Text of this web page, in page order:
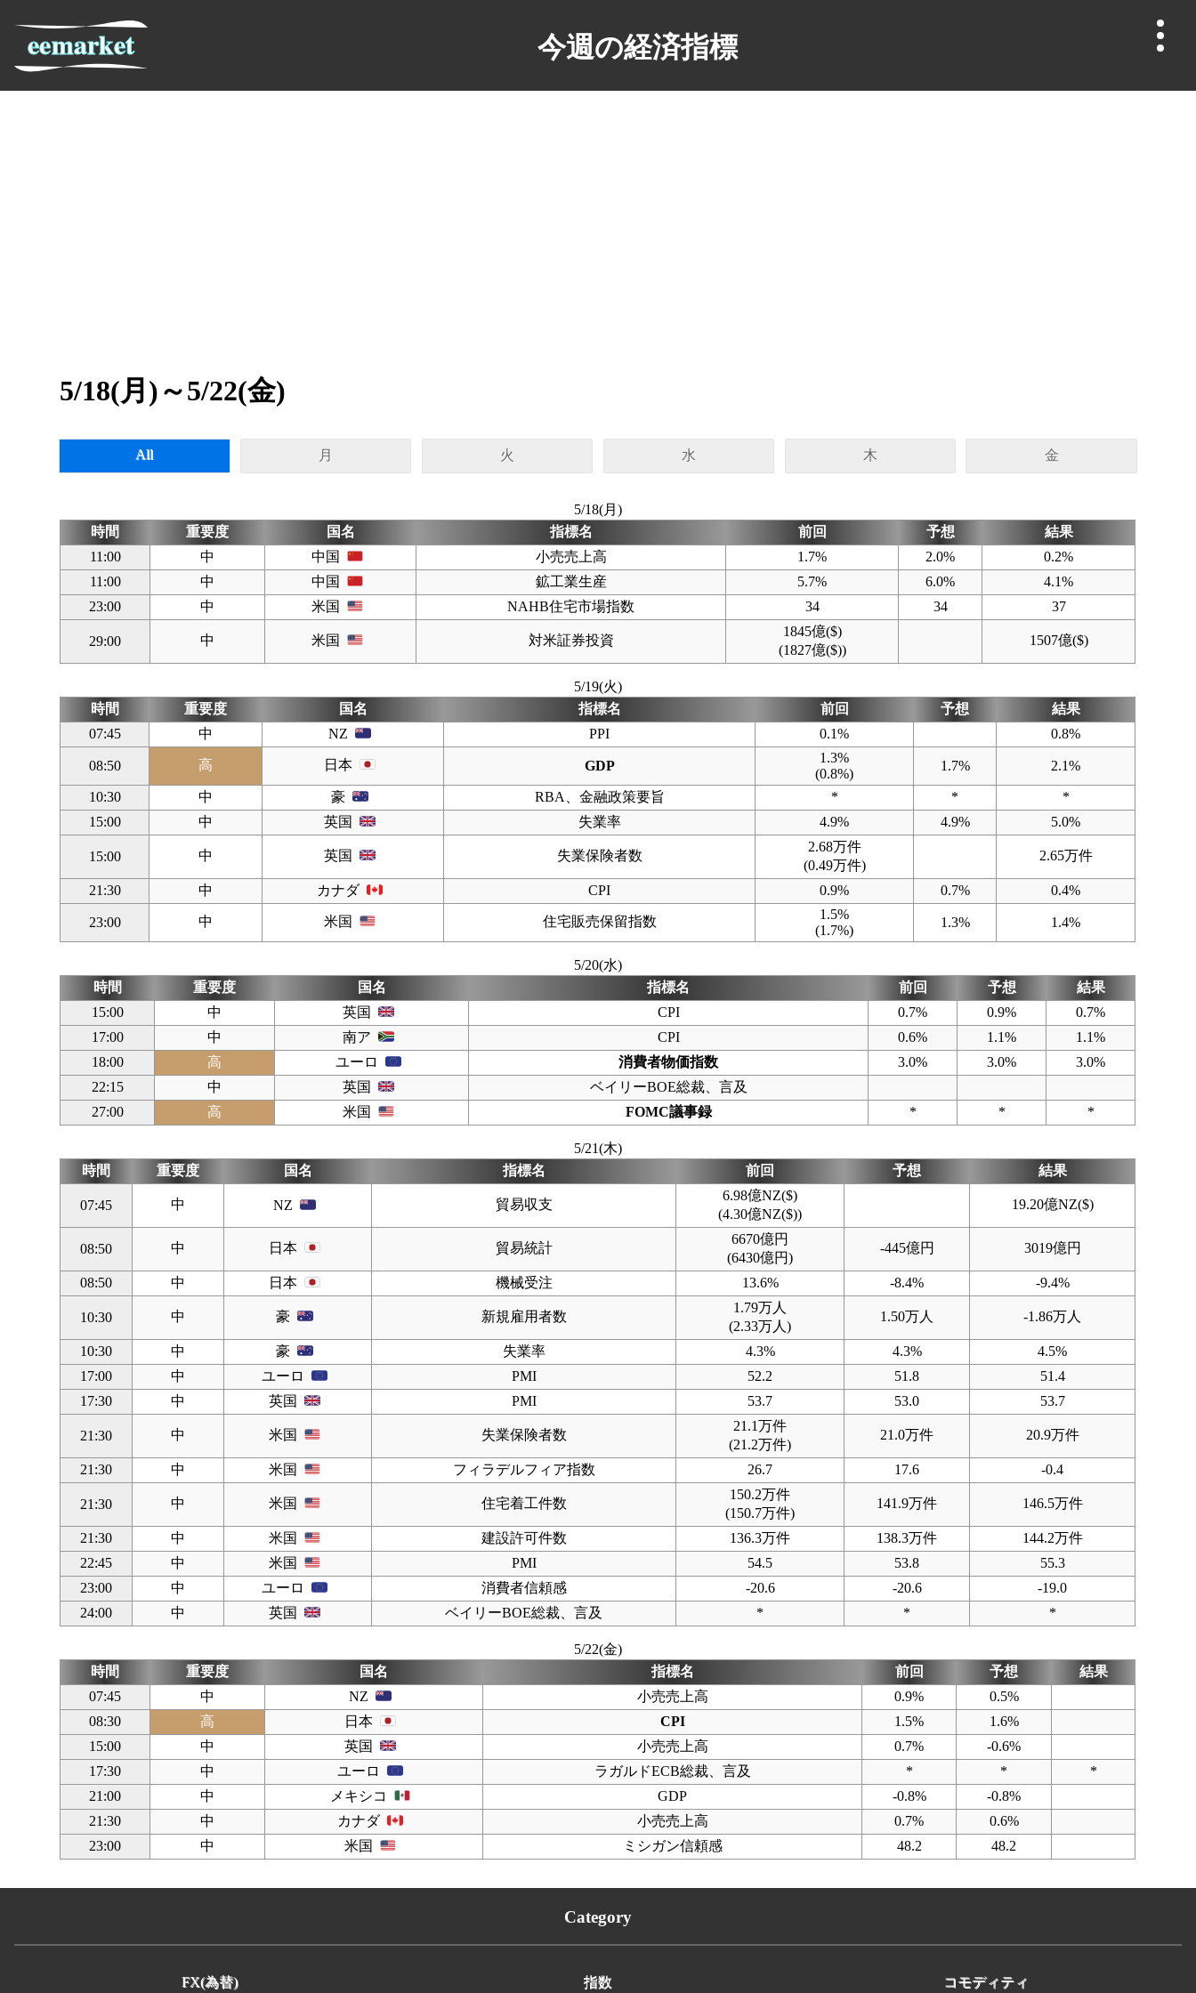
今週の経済指標
5/18(月)～5/22(金)
All 月 火 水 木 金
5/18(月)
時間
重要度 国名 指標名 前回 予想
結果
11:00
中 中国 小売売上高 1.7% 2.0%
0.2%
11:00
中 中国 鉱工業生産 5.7% 6.0%
4.1%
23:00
中 米国 NAHB住宅市場指数 34 34 37
29:00 中 米国 対米証券投資
1845億($)
(1827億($))
1507億($)
5/19(火)
時間
重要度 国名 指標名 前回 予想
結果
07:45
中 NZ PPI 0.1% 0.8%
08:50 高 日本 GDP
1.3%
(0.8%)
1.7% 2.1%
10:30 中 豪 RBA、金融政策要旨 * *
*
15:00
中 英国 失業率 4.9% 4.9% 5.0%
15:00 中 英国 失業保険者数
2.68万件
(0.49万件)
2.65万件
21:30 中 カナダ CPI 0.9% 0.7% 0.4%
23:00 中 米国 住宅販売保留指数
1.5%
(1.7%)
1.3% 1.4%
5/20(水)
時間
重要度 国名 指標名 前回 予想
結果
15:00
中 英国 CPI 0.7% 0.9%
0.7%
17:00
中 南ア CPI 0.6% 1.1%
1.1%
18:00
高 ユーロ 消費者物価指数 3.0% 3.0%
3.0%
22:15
中 英国
ベイリーBOE総裁、言及
27:00
高 米国 FOMC議事録 * * *
5/21(木)
時間
重要度 国名 指標名 前回 予想 結果
07:45 中 NZ 貿易収支
6.98億NZ($)
(4.30億NZ($))
19.20億NZ($)
08:50 中 日本 貿易統計
6670億円
(6430億円)
-445億円 3019億円
08:50 中 日本 機械受注 13.6% -8.4% -9.4%
10:30 中 豪 新規雇用者数
1.79万人
(2.33万人)
1.50万人 -1.86万人
10:30 中 豪 失業率 4.3% 4.3%
4.5%
17:00
中 ユーロ PMI 52.2 51.8
51.4
17:30
中 英国 PMI 53.7 53.0 53.7
21:30 中 米国 失業保険者数
21.1万件
(21.2万件)
21.0万件 20.9万件
21:30 中 米国 フィラデルフィア指数 26.7 17.6 -0.4
21:30 中 米国 住宅着工件数
150.2万件
(150.7万件)
141.9万件 146.5万件
21:30 中 米国 建設許可件数 136.3万件 138.3万件
144.2万件
22:45
中 米国 PMI 54.5 53.8
55.3
23:00
中 ユーロ 消費者信頼感 -20.6 -20.6
-19.0
24:00
中 英国 ベイリーBOE総裁、言及 * * *
5/22(金)
時間
重要度 国名 指標名 前回 予想
結果
07:45
中 NZ 小売売上高 0.9%
0.5%
08:30
高 日本 CPI 1.5%
1.6%
15:00
中 英国 小売売上高 0.7%
-0.6%
17:30
中 ユーロ ラガルドECB総裁、言及 * *
*
21:00
中 メキシコ GDP -0.8%
-0.8%
21:30
中 カナダ 小売売上高 0.7%
0.6%
23:00
中 米国 ミシガン信頼感 48.2 48.2
Category
FX(為替) 指数 コモディティ